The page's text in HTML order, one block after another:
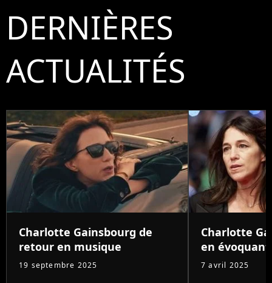
DERNIÈRES
ACTUALITÉS
Charlotte Gainsbourg de
retour en musique
19 septembre 2025
Charlotte
en évoquant
7 avril 2025